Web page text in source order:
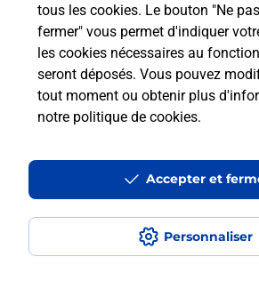
tous les cookies. Le bouton "Ne
fermer" vous permet d'indiquer
les cookies nécessaires au
seront déposés. Vous pouvez
tout moment ou obtenir plus
notre politique de cookies.
Personnaliser
Accepter et
Localiser Liste Puy-de-Dôme LA
Accessibilité : partiellement conforme
Conditions contractuelles
Mentions légales